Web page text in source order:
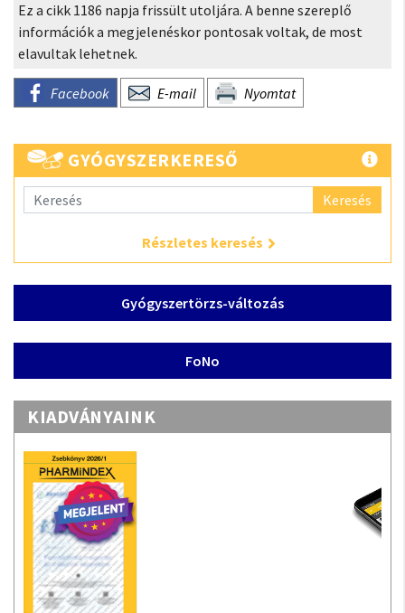
Ez a cikk 1186 napja frissült utoljára. A benne szereplő
információk a megjelenéskor pontosak voltak, de most
elavultak lehetnek.
Facebook E-mail Nyomtat
GYÓGYSZERKERESŐ
Keresés
Részletes keresés
Gyógyszertörzs-változás
FoNo
KIADVÁNYAINK